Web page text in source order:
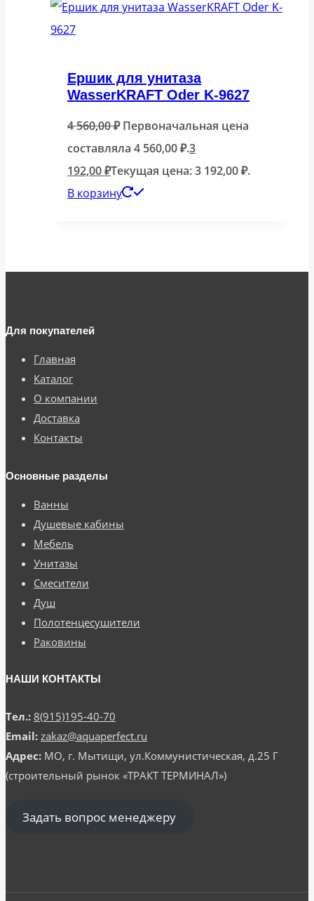
Ершик для унитаза
WasserKRAFT Oder K-9627
4 560,00₽ Первоначальная цена
составляла 4 560,00 ₽.3
192,00₽Текущая цена: 3 192,00 ₽.
В корзину
Для покупателей
Главная
Каталог
О компании
Доставка
Контакты
Основные разделы
Ванны
Душевые кабины
Мебель
Унитазы
Смесители
Душ
Полотенцесушители
Раковины
НАШИ КОНТАКТЫ
Тел.: 8(915)195-40-70
Email: zakaz@aquaperfect.ru
Адрес: МО, г. Мытищи, ул.Коммунистическая, д.25 Г
(строительный рынок «ТРАКТ ТЕРМИНАЛ»)
Задать вопрос менеджеру